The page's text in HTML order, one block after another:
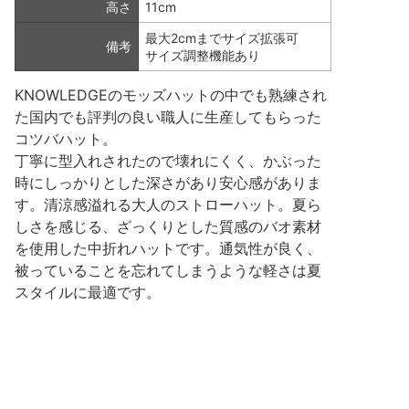
高さ 11cm
備考
最大2cmまでサイズ拡張可
サイズ調整機能あり
KNOWLEDGEのモッズハットの中でも熟練され
た国内でも評判の良い職人に生産してもらった
コツバハット。
丁寧に型入れされたので壊れにくく、かぶった
時にしっかりとした深さがあり安心感がありま
す。清涼感溢れる大人のストローハット。夏ら
しさを感じる、ざっくりとした質感のバオ素材
を使用した中折れハットです。通気性が良く、
被っていることを忘れてしまうような軽さは夏
スタイルに最適です。